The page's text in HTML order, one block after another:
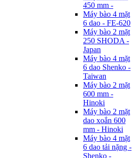
450 mm -
Máy bào 4 mặt
6 dao - FE-620
Máy bào 2 mặt
250 SHODA -
Japan
Máy bào 4 mặt
6 dao Shenko -
Taiwan
Máy bào 2 mặt
600 mm -
Hinoki
Máy bào 2 mặt
dao xoắn 600
mm - Hinoki
Máy bào 4 mặt
6 dao tải nặng -
Shenko -